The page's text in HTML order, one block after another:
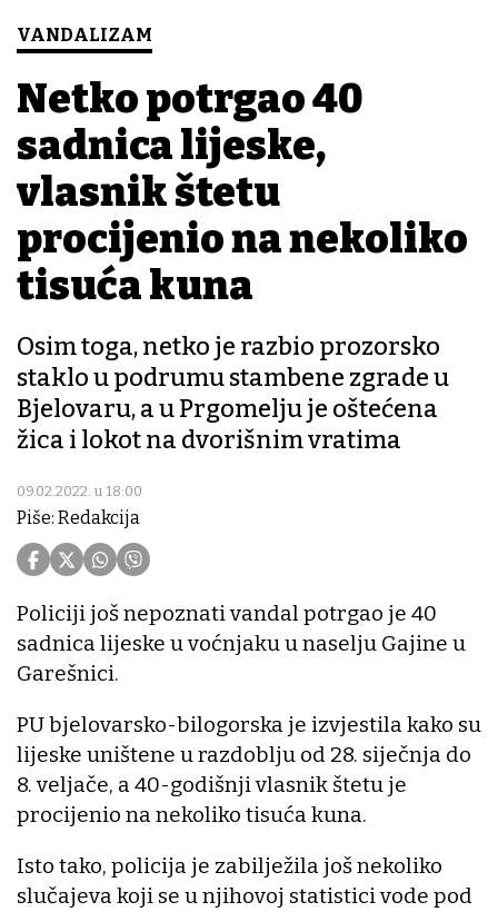
VANDALIZAM
Netko potrgao 40
sadnica lijeske,
vlasnik štetu
procijenio na nekoliko
tisuća kuna
Osim toga, netko je razbio prozorsko
staklo u podrumu stambene zgrade u
Bjelovaru, a u Prgomelju je oštećena
žica i lokot na dvorišnim vratima
09.02.2022. u 18:00
Piše: Redakcija
Policiji još nepoznati vandal potrgao je 40
sadnica lijeske u voćnjaku u naselju Gajine u
Garešnici.
PU bjelovarsko-bilogorska je izvjestila kako su
lijeske uništene u razdoblju od 28. siječnja do
8. veljače, a 40-godišnji vlasnik štetu je
procijenio na nekoliko tisuća kuna.
Isto tako, policija je zabilježila još nekoliko
slučajeva koji se u njihovoj statistici vode pod